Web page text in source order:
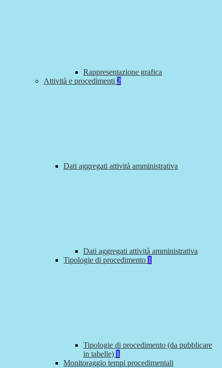
Rappresentazione grafica
Attività e procedimenti 2
Dati aggregati attività amministrativa
Dati aggregati attività amministrativa
Tipologie di procedimento 1
Tipologie di procedimento (da pubblicare
in tabelle) 1
Monitoraggio tempi procedimentali